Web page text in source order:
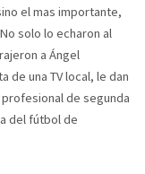
el mas importante,
solo lo echaron al
a Ángel
de una TV local, le dan
de segunda
del fútbol de